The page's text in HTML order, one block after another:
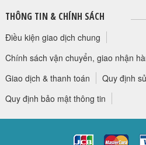
THÔNG TIN & CHÍNH SÁCH
Điều kiện giao dịch chung
Chính sách vận chuyển, giao nhận
Giao dịch & thanh toán
Quy định
Quy định bảo mật thông tin